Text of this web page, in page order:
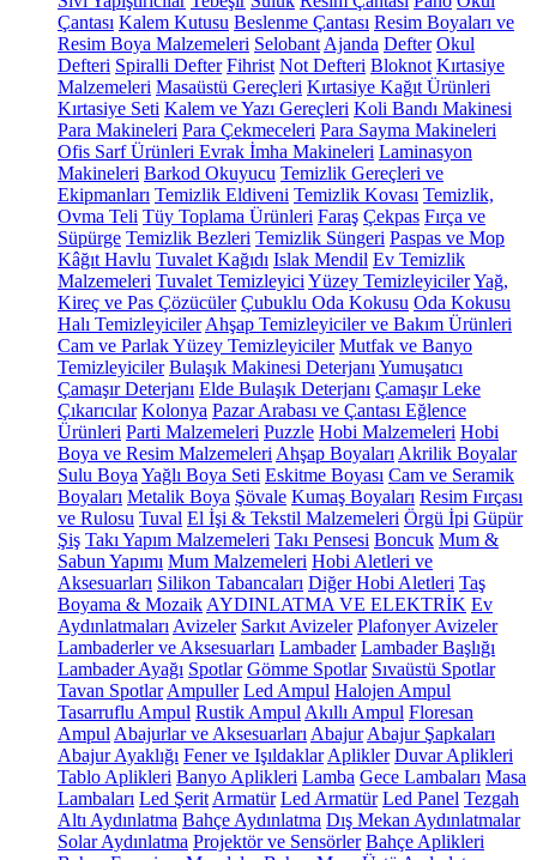
Çantası Kalem Kutusu Beslenme Çantası Resim Boyaları ve
Resim Boya Malzemeleri Selobant Ajanda Defter Okul
Defteri Spiralli Defter Fihrist Not Defteri Bloknot Kırtasiye
Malzemeleri Masaüstü Gereçleri Kırtasiye Kağıt Ürünleri
Kırtasiye Seti Kalem ve Yazı Gereçleri Koli Bandı Makinesi
Para Makineleri Para Çekmeceleri Para Sayma Makineleri
Ofis Sarf Ürünleri Evrak İmha Makineleri Laminasyon
Makineleri Barkod Okuyucu Temizlik Gereçleri ve
Ekipmanları Temizlik Eldiveni Temizlik Kovası Temizlik,
Ovma Teli Tüy Toplama Ürünleri Faraş Çekpas Fırça ve
Süpürge Temizlik Bezleri Temizlik Süngeri Paspas ve Mop
Kâğıt Havlu Tuvalet Kağıdı Islak Mendil Ev Temizlik
Malzemeleri Tuvalet Temizleyici Yüzey TemizleyicilerYağ,
Kireç ve Pas Çözücüler Çubuklu Oda Kokusu Oda Kokusu
Halı Temizleyiciler Ahşap Temizleyiciler ve Bakım Ürünleri
Cam ve Parlak Yüzey Temizleyiciler Mutfak ve Banyo
Temizleyiciler Bulaşık Makinesi Deterjanı Yumuşatıcı
Çamaşır Deterjanı Elde Bulaşık Deterjanı Çamaşır Leke
Çıkarıcılar Kolonya Pazar Arabası ve Çantası Eğlence
Ürünleri Parti Malzemeleri Puzzle Hobi Malzemeleri Hobi
Boya ve Resim Malzemeleri Ahşap Boyaları Akrilik Boyalar
Sulu Boya Yağlı Boya Seti Eskitme Boyası Cam ve Seramik
Boyaları Metalik Boya Şövale Kumaş Boyaları Resim Fırçası
ve Rulosu Tuval El İşi & Tekstil Malzemeleri Örgü İpi Güpür
Şiş Takı Yapım Malzemeleri Takı Pensesi Boncuk Mum &
Sabun Yapımı Mum Malzemeleri Hobi Aletleri ve
Aksesuarları Silikon Tabancaları Diğer Hobi Aletleri Taş
Boyama & Mozaik AYDINLATMA VE ELEKTRİK Ev
Aydınlatmaları Avizeler Sarkıt Avizeler Plafonyer Avizeler
Lambaderler ve Aksesuarları Lambader Lambader Başlığı
Lambader Ayağı Spotlar Gömme Spotlar Sıvaüstü Spotlar
Tavan Spotlar Ampuller Led Ampul Halojen Ampul
Tasarruflu Ampul Rustik Ampul Akıllı Ampul Floresan
Ampul Abajurlar ve Aksesuarları Abajur Abajur Şapkaları
Abajur Ayaklığı Fener ve Işıldaklar Aplikler Duvar Aplikleri
Tablo Aplikleri Banyo Aplikleri Lamba Gece Lambaları Masa
Lambaları Led Şerit Armatür Led Armatür Led Panel Tezgah
Altı Aydınlatma Bahçe Aydınlatma Dış Mekan Aydınlatmalar
Solar Aydınlatma Projektör ve Sensörler Bahçe Aplikleri